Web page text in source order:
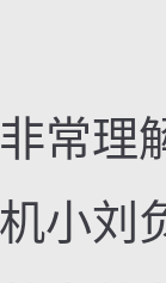
理
小刘